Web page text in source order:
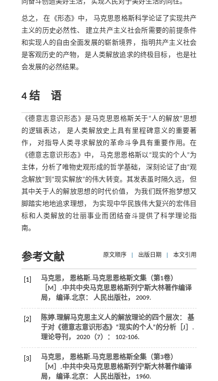
同奋斗创造美好生活， 实现人民对于美好生活的向往。
总之， 在《形态》中， 马克思恩格斯科学论证了实现共产
主义的历史必然性、 建立共产主义社会所需要的前提条件
和实现人的自由全面发展的崭新境界， 指明共产主义社会
是客观历史的产物， 是人类解放追求的终极目标， 也是社
会发展的必然结果。
4 结 语
《德意志意识形态》是马克思恩格斯关于“人的解放”思想
的逻辑表达， 是人类解放史上具有里程碑意义的重要著
作， 对指导人类寻求解放的革命斗争具有重要作用。在
《德意志意识形态》中， 马克思恩格斯以“现实的个人”为
主体，分析了唯物史观形成的哲学基础， 深刻论证了由“观
念解放”到“现实解放”的伟大转变。其发表虽时隔久远， 但
其中关于人的解放思想的时代价值， 为我们既怀抱梦想又
脚踏实地地追求理想， 为实现中华民族伟大复兴的宏伟目
标和人类解放的壮丽事业而团结奋斗提供了科学理论指
南。
参考文献 原文顺序 出版日期 本文引用
[1] 马克思， 恩格斯.马克思恩格斯文集（第1卷）
［M］.中共中央马克思恩格斯列宁斯大林著作编译
局， 编译.北京： 人民出版社， 2009.
[2]
陈婷.理解马克思主义人的解放理论的四个层次： 基
于对《德意志意识形态》“现实的个人”的分析［J］.
理论导刊 ， 2020（7）： 102-106.
[3] 马克思， 恩格斯.马克思恩格斯全集（第3卷）
［M］.中共中央马克思恩格斯列宁斯大林著作编译
局， 编译.北京： 人民出版社， 1960.